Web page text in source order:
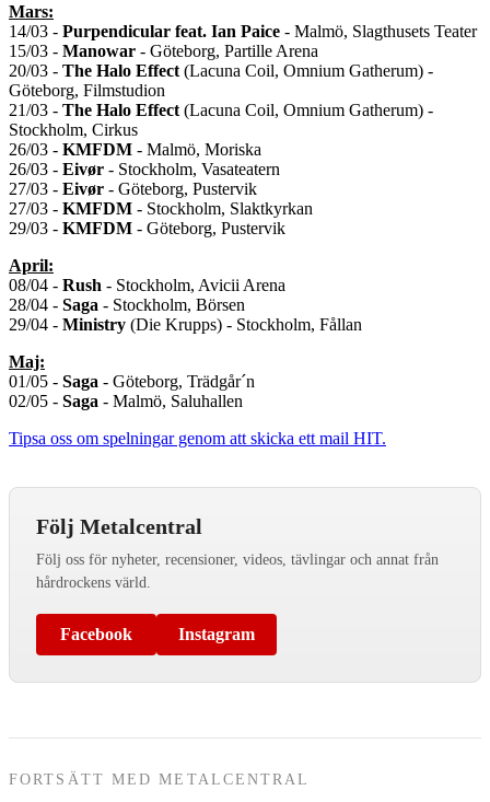
Mars:
14/03 - Purpendicular feat. Ian Paice - Malmö, Slagthusets Teater
15/03 - Manowar - Göteborg, Partille Arena
20/03 - The Halo Effect (Lacuna Coil, Omnium Gatherum) -
Göteborg, Filmstudion
21/03 - The Halo Effect (Lacuna Coil, Omnium Gatherum) -
Stockholm, Cirkus
26/03 - KMFDM - Malmö, Moriska
26/03 - Eivør - Stockholm, Vasateatern
27/03 - Eivør - Göteborg, Pustervik
27/03 - KMFDM - Stockholm, Slaktkyrkan
29/03 - KMFDM - Göteborg, Pustervik
April:
08/04 - Rush - Stockholm, Avicii Arena
28/04 - Saga - Stockholm, Börsen
29/04 - Ministry (Die Krupps) - Stockholm, Fållan
Maj:
01/05 - Saga - Göteborg, Trädgår´n
02/05 - Saga - Malmö, Saluhallen
Tipsa oss om spelningar genom att skicka ett mail HIT.
Följ Metalcentral
Följ oss för nyheter, recensioner, videos, tävlingar och annat från
hårdrockens värld.
Facebook Instagram
FORTSÄTT MED METALCENTRAL